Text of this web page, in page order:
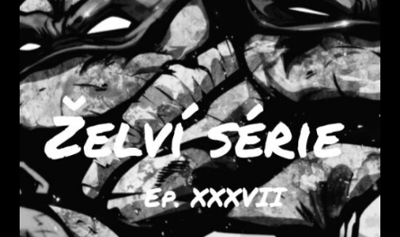
VŠICHNI
Z
DĚTSTVÍ,
A
SLEDUJÍ
JE
I
NAŠE
DĚTI.
ZNÁME
JE
ALE
DOOPRAVDY?
ČÁST
38.